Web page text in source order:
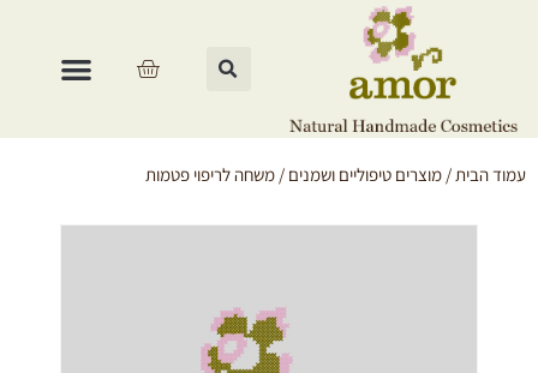
עמוד הבית/ מוצרים טיפוליים ושמנים / משחה לריפוי פטמות